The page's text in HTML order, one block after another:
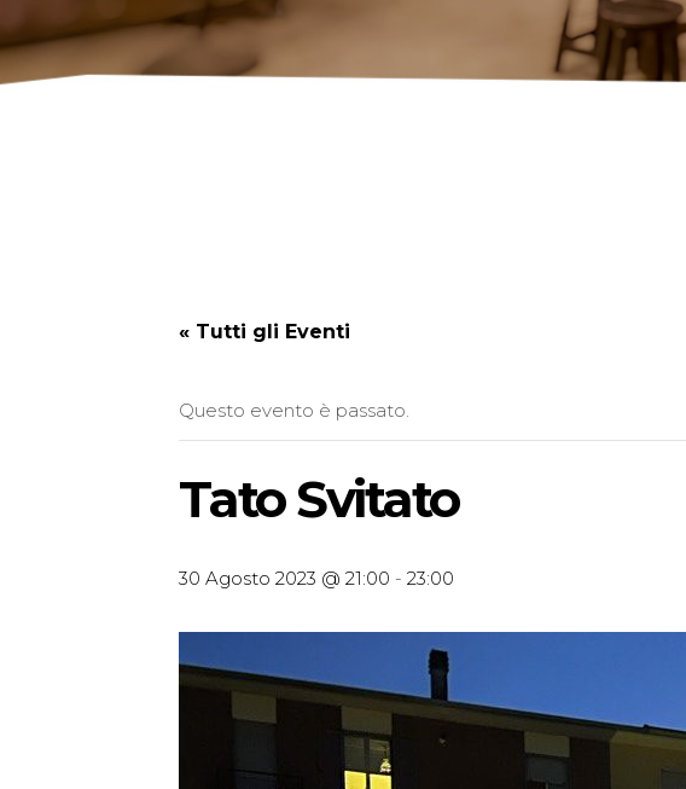
« Tutti gli Eventi
Questo evento è passato.
Tato Svitato
30 Agosto 2023 @ 21:00 - 23:00